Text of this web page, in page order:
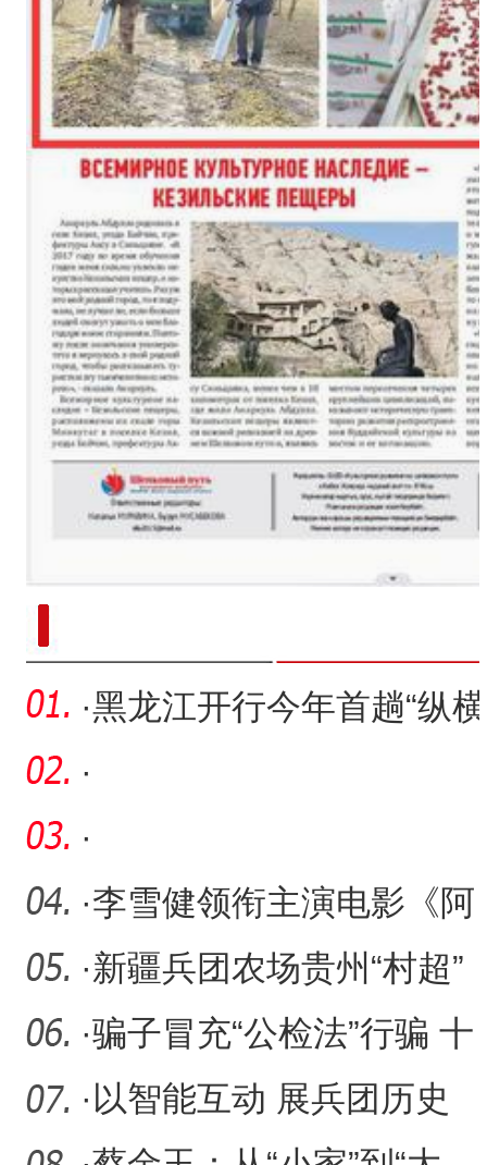
·黑龙江开行今年首趟“纵横
中国·龙泰号”援疆银发
·
·
·李雪健领衔主演电影《阿
克达拉》定档6月21日
·新疆兵团农场贵州“村超”
赛场展风采
·骗子冒充“公检法”行骗 十
师公安追回被骗资金
· 以智能互动 展兵团历史